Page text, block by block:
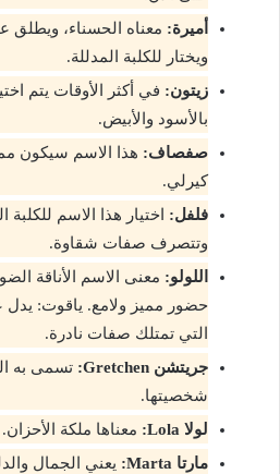
أميرة: معناه الحسناء، ويطلق
ويختار للكلبة المدللة.
زيتون: في أكثر الأوقات يتم
بالأسود والأبيض.
صفصاف: هذا الاسم سيكون
كيرلي.
فلفل: اختيار هذا الاسم
وتتصرف صفات شقاوة.
اللولو: معنى الاسم الأناقة
حضور مميز ولامع. ياقوت: يدل
التي تمتلك صفات نادرة.
جريتشن Gretchen:
تسمى به
شخصيتها.
لولا Lola:
معناها ملكة الأحزان.
مارتا Marta:
يعني الجمال